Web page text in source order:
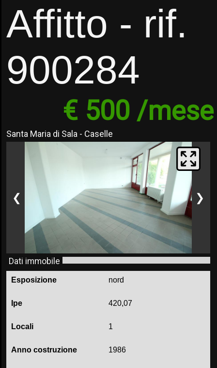
Affitto - rif.
900284
€ 500 /mese
Santa Maria di Sala - Caselle
❮ ❯
Dati immobile
Esposizione nord
Ipe 420,07
Locali 1
Anno costruzione 1986